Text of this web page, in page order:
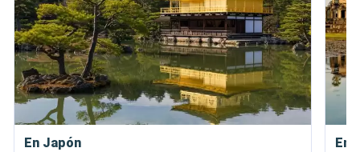
En Japón En